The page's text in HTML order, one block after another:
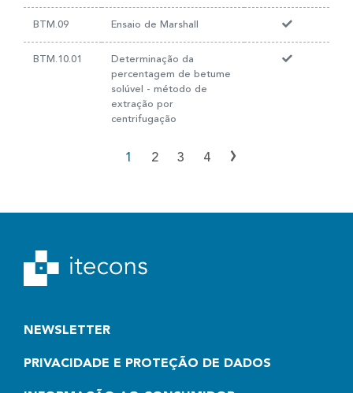
BTM.09 Ensaio de Marshall
BTM.10.01
Determinação da
percentagem de betume
solúvel - método de
extração por
centrifugação
1 2 3 4 ›
NEWSLETTER
PRIVACIDADE E PROTEÇÃO DE DADOS